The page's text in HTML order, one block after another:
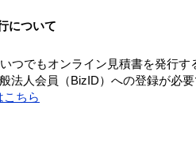
について
つでもオンライン見積書を発行す
人会員（BizID）への登録が必要
ちら